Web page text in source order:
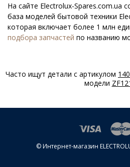
На сайте Electrolux-Spares.com.ua
база моделей бытовой техники
которая включает более 1 млн
подбора запчастей по названию
Electrolux/AEG/Zanussi?
Специальная наклейка
микроволновки Electrolux/AEG/
⋙ Сколько стоит Двери для
Electrolux/AEG/Zanussi?
На нашем сайте можно купить
Часто ищут детали с артикулом
модели
© Интернет-магазин